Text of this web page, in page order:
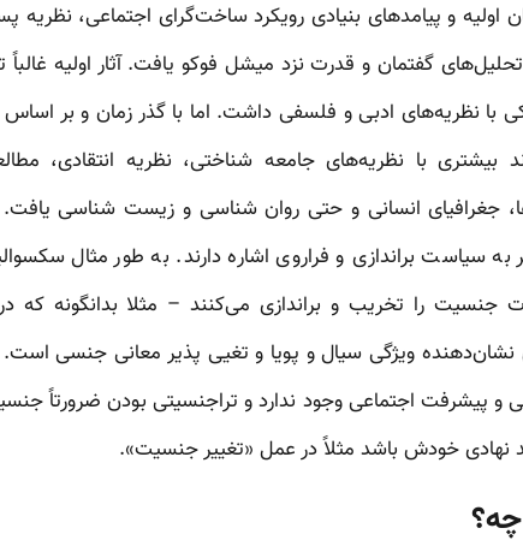
و پیامدهای بنیادی رویکرد ساخت‌گرای اجتماعی، نظریه
گفتمان و قدرت نزد میشل فوکو یافت. آثار اولیه
با نظریه‌های ادبی و فلسفی داشت. اما با گذر زمان و بر
بیشتری با نظریه‌های جامعه شناختی، نظریه انتقادی،
جغرافیای انسانی و حتی روان شناسی و زیست شناسی یافت.
به سیاست براندازی و فراروی اشاره دارند. به طور مثال
جنسیت را تخریب و براندازی می‌کنند – مثلا بدانگونه که
نشان‌دهنده‌ ویژگی سیال و پویا و تغیی پذیر معانی جنسی
و پیشرفت اجتماعی وجود ندارد و تراجنسیتی بودن ضرورتاً
نهادی خودش باشد مثلاً در عمل «تغییر جنسیت».